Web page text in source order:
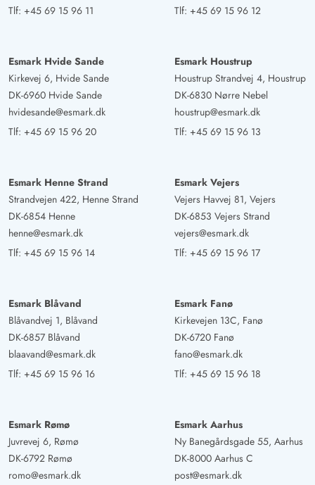
Tlf: +45 69 15 96 11
Tlf: +45 69 15 96 12
Esmark Hvide Sande
Kirkevej 6, Hvide Sande
DK-6960 Hvide Sande
hvidesande@esmark.dk
Tlf: +45 69 15 96 20
Esmark Houstrup
Houstrup Strandvej 4, Houstrup
DK-6830 Nørre Nebel
houstrup@esmark.dk
Tlf: +45 69 15 96 13
Esmark Henne Strand
Strandvejen 422, Henne Strand
DK-6854 Henne
henne@esmark.dk
Tlf: +45 69 15 96 14
Esmark Vejers
Vejers Havvej 81, Vejers
DK-6853 Vejers Strand
vejers@esmark.dk
Tlf: +45 69 15 96 17
Esmark Blåvand
Blåvandvej 1, Blåvand
DK-6857 Blåvand
blaavand@esmark.dk
Tlf: +45 69 15 96 16
Esmark Fanø
Kirkevejen 13C, Fanø
DK-6720 Fanø
fano@esmark.dk
Tlf: +45 69 15 96 18
Esmark Rømø
Juvrevej 6, Rømø
DK-6792 Rømø
romo@esmark.dk
Esmark Aarhus
Ny Banegårdsgade 55, Aarhus
DK-8000 Aarhus C
post@esmark.dk